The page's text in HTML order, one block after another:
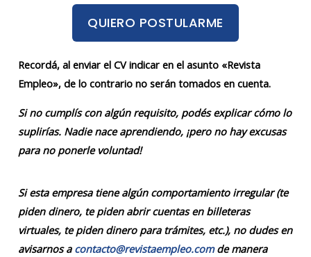
QUIERO POSTULARME
Recordá, al enviar el CV indicar en el asunto «Revista
Empleo», de lo contrario no serán tomados en cuenta.
Si no cumplís con algún requisito, podés explicar cómo lo
suplirías. Nadie nace aprendiendo, ¡pero no hay excusas
para no ponerle voluntad!
Si esta empresa tiene algún comportamiento irregular (te
piden dinero, te piden abrir cuentas en billeteras
virtuales, te piden dinero para trámites, etc.), no dudes en
avisarnos a contacto@revistaempleo.comde manera